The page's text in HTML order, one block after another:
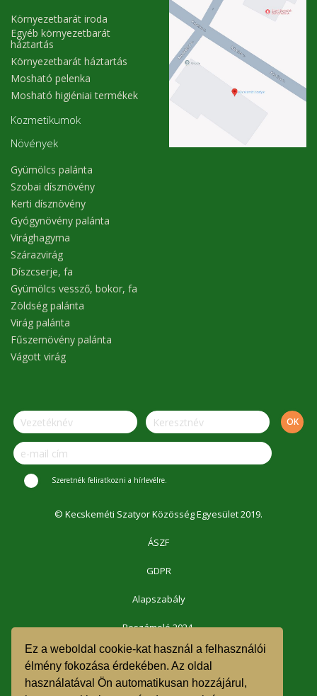
Ez a weboldal cookie-kat használ a felhasználói
élmény fokozása érdekében. Az oldal
használatával Ön automatikusan hozzájárul,
Környezetbarát iroda
Egyéb környezetbarát
háztartás
Környezetbarát háztartás
Mosható pelenka
Mosható higiéniai termékek
Kozmetikumok
Növények
Gyümölcs palánta
Szobai dísznövény
Kerti dísznövény
Gyógynövény palánta
Virághagyma
Szárazvirág
Díszcserje, fa
Gyümölcs vessző, bokor, fa
Zöldség palánta
Virág palánta
Fűszernövény palánta
Vágott virág
Szeretnék feliratkozni a hírlevélre.
© Kecskeméti Szatyor Közösség Egyesület 2019.
ÁSZF
GDPR
Alapszabály
Beszámoló 2024.
Beszámoló 2023.
Beszámoló 2022.